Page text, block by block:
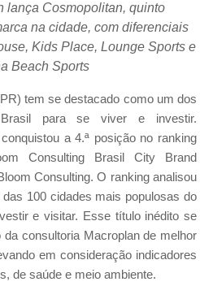
lança Cosmopolitan, quinto
na cidade, com diferenciais
Kids Place, Lounge Sports e
Beach Sports
tem se destacado como um dos
para se viver e investir.
a 4.ª posição no ranking
Consulting Brasil City Brand
Consulting. O ranking analisou
100 cidades mais populosas do
e visitar. Esse título inédito se
consultoria Macroplan de melhor
em consideração indicadores
de saúde e meio ambiente.